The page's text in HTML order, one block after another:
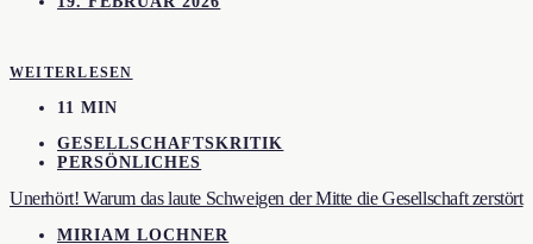
WEITERLESEN
11 MIN
GESELLSCHAFTSKRITIK
PERSÖNLICHES
Unerhört! Warum das laute Schweigen der Mitte die Gesellschaft zerstört
MIRIAM LOCHNER